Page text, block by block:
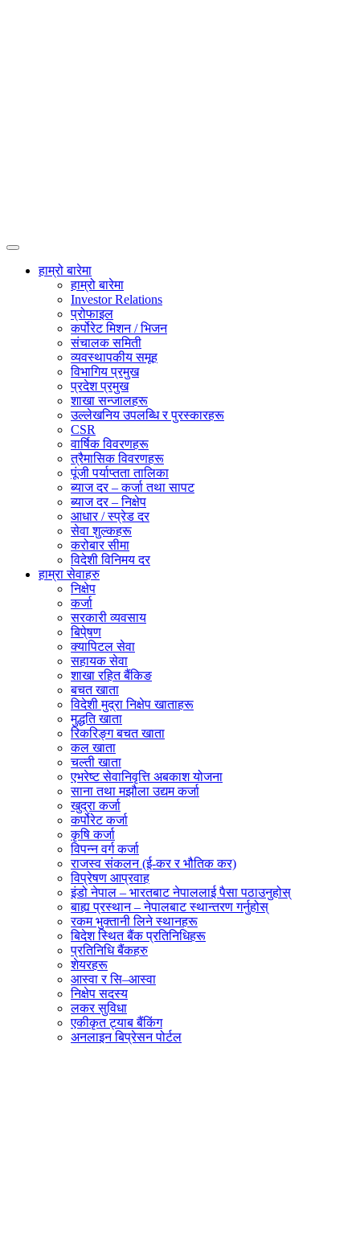
हाम्रो बारेमा
हाम्रो बारेमा
Investor Relations
प्रोफाइल
कर्पोरेट मिशन / भिजन
संचालक समिती
व्यवस्थापकीय समूह
विभागिय प्रमुख
प्रदेश प्रमुख
शाखा सन्जालहरू
उल्लेखनिय उपलब्धि र पुरस्कारहरू
CSR
वार्षिक विवरणहरू
त्रैमासिक विवरणहरू
पूंजी पर्याप्तता तालिका
ब्याज दर – कर्जा तथा सापट
ब्याज दर – निक्षेप
आधार / स्प्रेड दर
सेवा शुल्कहरू
करोबार सीमा
विदेशी विनिमय दर
हाम्रा सेवाहरु
निक्षेप
कर्जा
सरकारी व्यवसाय
बिपे्षण
क्यापिटल सेवा
सहायक सेवा
शाखा रहित बैंकिङ
बचत खाता
विदेशी मुद्रा निक्षेप खाताहरू
मुद्धति खाता
रिकरिङ्ग बचत खाता
कल खाता
चल्ती खाता
एभरेष्ट सेवानिवृत्ति अबकाश योजना
साना तथा मझौला उद्यम कर्जा
खुद्रा कर्जा
कर्पोरेट कर्जा
कृषि कर्जा
विपन्न वर्ग कर्जा
राजस्व संकलन (ई-कर र भौतिक कर)
विप्रेषण आप्रवाह
इंडो नेपाल – भारतबाट नेपाललाई पैसा पठाउनुहोस्
बाह्य प्रस्थान – नेपालबाट स्थान्तरण गर्नुहोस्
रकम भुक्तानी लिने स्थानहरू
बिदेश स्थित बैंक प्रतिनिधिहरू
प्रतिनिधि बैंकहरु
शेयरहरू
आस्वा र सि–आस्वा
निक्षेप सदस्य
लकर सुविधा
एकीकृत ट्याब बैंकिंग
अनलाइन बिप्रेसन पोर्टल